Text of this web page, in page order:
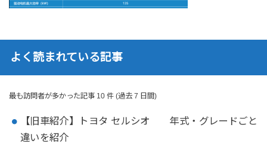
よく読まれている記事
最も訪問者が多かった記事 10 件 (過去 7 日間)
【旧車紹介】トヨタ セルシオ 年式・グレードごと
違いを紹介